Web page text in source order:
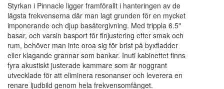
Styrkan i Pinnacle ligger framförallt i hanteringen av de
lägsta frekvenserna där man lagt grunden för en mycket
imponerande och djup basåtergivning. Med trippla 6.5"
basar, och varsin basport för finjustering efter smak och
rum, behöver man inte oroa sig för brist på byxfladder
eller klagande grannar som bankar. Inuti kabinettet finns
fyra akustiskt justerade kammare som är noggrant
utvecklade för att eliminera resonanser och leverera en
renare ljudbild genom hela frekvensomfånget.